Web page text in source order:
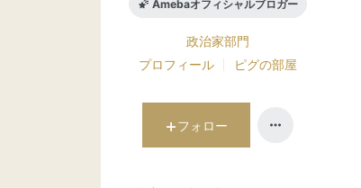
Amebaオフィシャルブロガー
政治家部門
プロフィール
ピグの部屋
フォロー